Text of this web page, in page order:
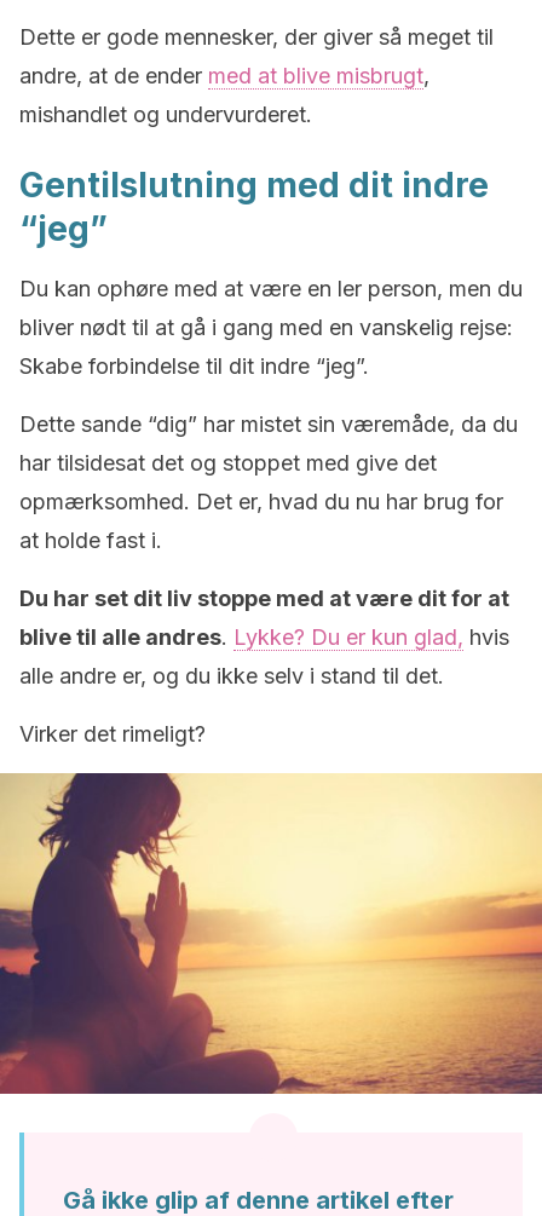
Dette er gode mennesker, der giver så meget til
andre, at de ender med at blive misbrugt,
mishandlet og undervurderet.
Gentilslutning med dit indre
“jeg”
Du kan ophøre med at være en ler person, men du
bliver nødt til at gå i gang med en vanskelig rejse:
Skabe forbindelse til dit indre “jeg”.
Dette sande “dig” har mistet sin væremåde, da du
har tilsidesat det og stoppet med give det
opmærksomhed. Det er, hvad du nu har brug for
at holde fast i.
Du har set dit liv stoppe med at være dit for at
blive til alle andres. Lykke? Du er kun glad, hvis
alle andre er, og du ikke selv i stand til det.
Virker det rimeligt?
Gå ikke glip af denne artikel efter